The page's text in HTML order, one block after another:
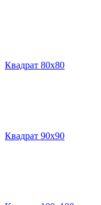
Квадрат 80х80
Квадрат 90х90